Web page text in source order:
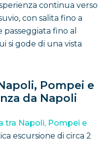
continua verso
con salita fino a
fino al
si gode di una vista
Pompei e
da Napoli
tra Napoli, Pompei e
escursione di circa 2